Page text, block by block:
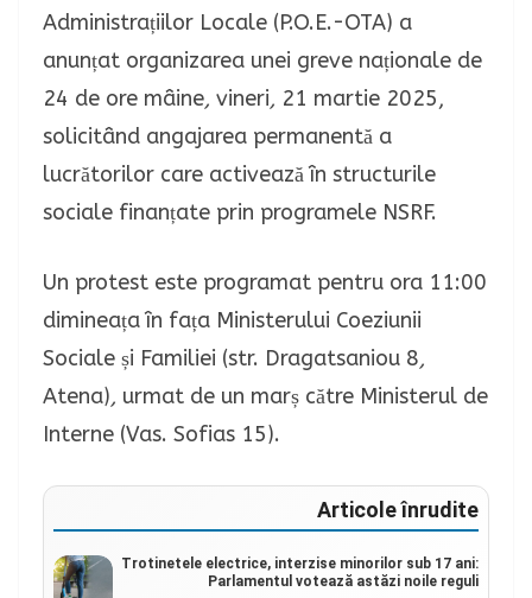
Administrațiilor Locale (P.O.E.-OTA) a
anunțat organizarea unei greve naționale de
24 de ore mâine, vineri, 21 martie 2025,
solicitând angajarea permanentă a
lucrătorilor care activează în structurile
sociale finanțate prin programele NSRF.
Un protest este programat pentru ora 11:00
dimineața în fața Ministerului Coeziunii
Sociale și Familiei (str. Dragatsaniou 8,
Atena), urmat de un marș către Ministerul de
Interne (Vas. Sofias 15).
Articole înrudite
Trotinetele electrice, interzise minorilor sub 17 ani:
Parlamentul votează astăzi noile reguli